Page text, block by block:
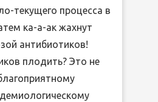
текущего процесса в
ка-а-ак жахнут
антибиотиков!
плодить? Это не